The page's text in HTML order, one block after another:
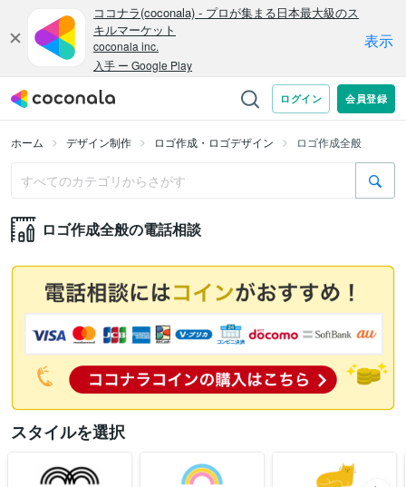
ホーム デザイン制作 ロゴ作成・ロゴデザイン ロゴ作成全般
ロゴ作成全般の電話相談
スタイルを選択